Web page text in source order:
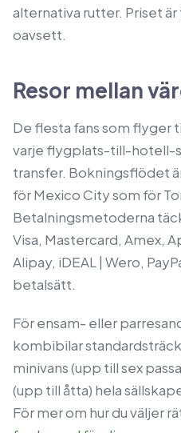
alternativa rutter. Priset
oavsett.
Resor mellan
De flesta fans som flyger
varje flygplats-till-hotell-
transfer. Bokningsflödet
för Mexico City som för
Betalningsmetoderna
Visa, Mastercard, Amex,
Alipay, iDEAL | Wero,
betalsätt.
För ensam- eller
kombibilar
minivans (upp till sex
(upp till åtta) hela
För mer om hur du väljer